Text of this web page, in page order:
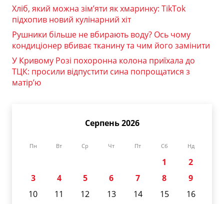
Хліб, який можна зім’яти як хмаринку: TikTok
підхопив новий кулінарний хіт
Рушники більше не вбирають воду? Ось чому
кондиціонер вбиває тканину та чим його замінити
У Кривому Розі похоронна колона приїхала до
ТЦК: просили відпустити сина попрощатися з
матір’ю
Серпень 2026
Пн Вт Ср Чт Пт Сб Нд
1
2
3
4 5 6 7 8
9
10
11 12 13 14 15
16